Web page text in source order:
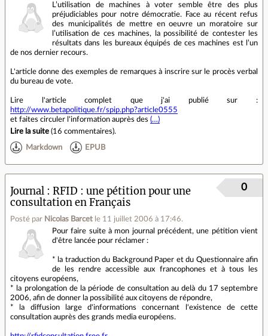
L’utilisation de machines à voter semble être des plus
préjudiciables pour notre démocratie. Face au récent refus
des municipalités de mettre en oeuvre un moratoire sur
l’utilisation de ces machines, la possibilité de contester les
résultats dans les bureaux équipés de ces machines est l’un
de nos dernier recours.
L'article donne des exemples de remarques à inscrire sur le procès verbal
du bureau de vote.
Lire l'article complet que j'ai publié sur :
http://www.betapolitique.fr/spip.php?article0555
et faites circuler l'information auprès des (…)
Lire la suite (16 commentaires).
Markdown EPUB
Journal
RFID : une pétition pour une
consultation en Français
Posté par Nicolas Barcet le 11 juillet 2006 à 17:46.
0
Pour faire suite à mon journal précédent, une pétition vient
d'être lancée pour réclamer :
* la traduction du Background Paper et du Questionnaire afin
de les rendre accessible aux francophones et à tous les
citoyens européens,
* la prolongation de la période de consultation au delà du 17 septembre
2006, afin de donner la possibilité aux citoyens de répondre,
* la diffusion large d'informations concernant l'existence de cette
consultation auprès des grands media européens.